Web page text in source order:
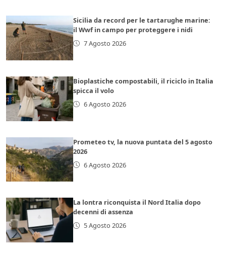
Sicilia da record per le tartarughe marine:
il Wwf in campo per proteggere i nidi
7 Agosto 2026
Bioplastiche compostabili, il riciclo in Italia
spicca il volo
6 Agosto 2026
Prometeo tv, la nuova puntata del 5 agosto
2026
6 Agosto 2026
La lontra riconquista il Nord Italia dopo
decenni di assenza
5 Agosto 2026